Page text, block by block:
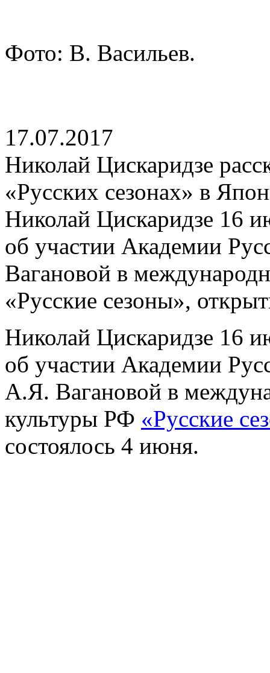
Фото: В. Васильев.
17.07.2017
Николай Цискаридзе
«Русских сезонах» в
Николай Цискаридзе 16
об участии Академии
Вагановой в
«Русские сезоны»,
Николай Цискаридзе 16
об участии Академии
А.Я. Вагановой в
культуры РФ «Русские
состоялось 4 июня.